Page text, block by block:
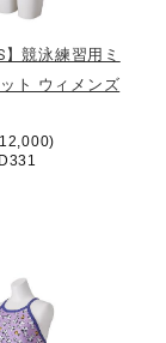
】競泳練習用ミ
ト ウィメンズ